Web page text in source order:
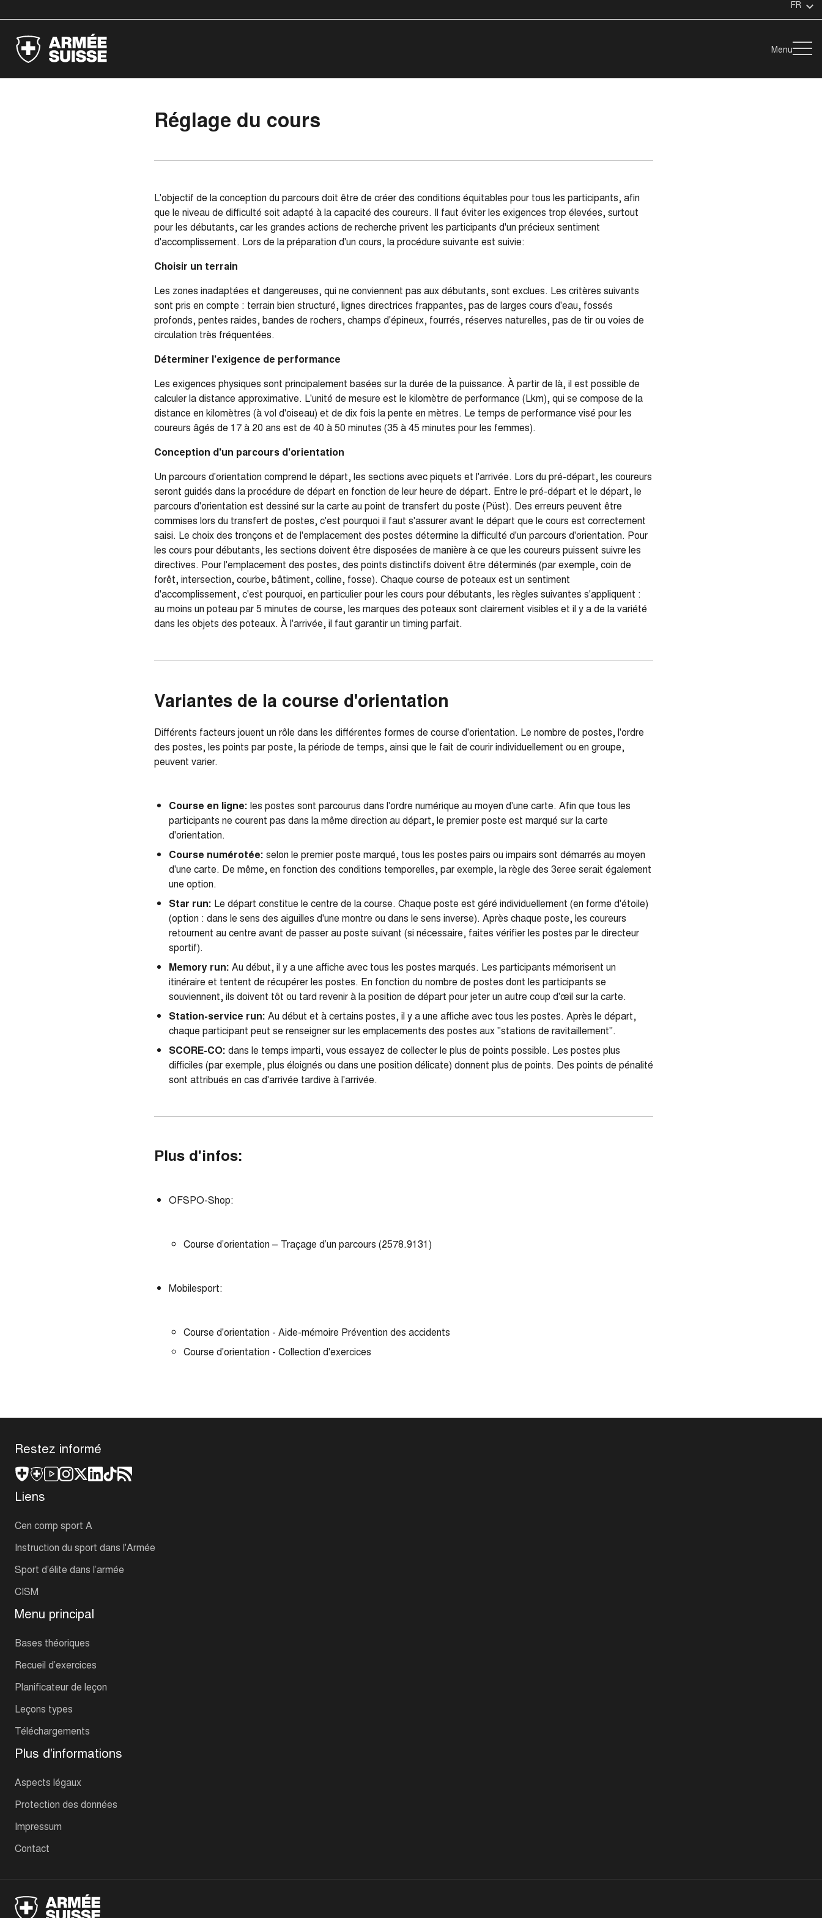
FR
Menu
Réglage du cours
L'objectif de la conception du parcours doit être de créer des conditions équitables pour tous les participants, afin
que le niveau de difficulté soit adapté à la capacité des coureurs. Il faut éviter les exigences trop élevées, surtout
pour les débutants, car les grandes actions de recherche privent les participants d'un précieux sentiment
d'accomplissement. Lors de la préparation d'un cours, la procédure suivante est suivie:
Choisir un terrain
Les zones inadaptées et dangereuses, qui ne conviennent pas aux débutants, sont exclues. Les critères suivants
sont pris en compte : terrain bien structuré, lignes directrices frappantes, pas de larges cours d'eau, fossés
profonds, pentes raides, bandes de rochers, champs d'épineux, fourrés, réserves naturelles, pas de tir ou voies de
circulation très fréquentées.
Déterminer l'exigence de performance
Les exigences physiques sont principalement basées sur la durée de la puissance. À partir de là, il est possible de
calculer la distance approximative. L'unité de mesure est le kilomètre de performance (Lkm), qui se compose de la
distance en kilomètres (à vol d'oiseau) et de dix fois la pente en mètres. Le temps de performance visé pour les
coureurs âgés de 17 à 20 ans est de 40 à 50 minutes (35 à 45 minutes pour les femmes).
Conception d'un parcours d'orientation
Un parcours d'orientation comprend le départ, les sections avec piquets et l'arrivée. Lors du pré-départ, les coureurs
seront guidés dans la procédure de départ en fonction de leur heure de départ. Entre le pré-départ et le départ, le
parcours d'orientation est dessiné sur la carte au point de transfert du poste (Püst). Des erreurs peuvent être
commises lors du transfert de postes, c'est pourquoi il faut s'assurer avant le départ que le cours est correctement
saisi. Le choix des tronçons et de l'emplacement des postes détermine la difficulté d'un parcours d'orientation. Pour
les cours pour débutants, les sections doivent être disposées de manière à ce que les coureurs puissent suivre les
directives. Pour l'emplacement des postes, des points distinctifs doivent être déterminés (par exemple, coin de
forêt, intersection, courbe, bâtiment, colline, fosse). Chaque course de poteaux est un sentiment
d'accomplissement, c'est pourquoi, en particulier pour les cours pour débutants, les règles suivantes s'appliquent :
au moins un poteau par 5 minutes de course, les marques des poteaux sont clairement visibles et il y a de la variété
dans les objets des poteaux. À l'arrivée, il faut garantir un timing parfait.
Variantes de la course d'orientation
Différents facteurs jouent un rôle dans les différentes formes de course d'orientation. Le nombre de postes, l'ordre
des postes, les points par poste, la période de temps, ainsi que le fait de courir individuellement ou en groupe,
peuvent varier.
Course en ligne: les postes sont parcourus dans l'ordre numérique au moyen d'une carte. Afin que tous les
participants ne courent pas dans la même direction au départ, le premier poste est marqué sur la carte
d'orientation.
Course numérotée: selon le premier poste marqué, tous les postes pairs ou impairs sont démarrés au moyen
d'une carte. De même, en fonction des conditions temporelles, par exemple, la règle des 3eree serait également
une option.
Star run: Le départ constitue le centre de la course. Chaque poste est géré individuellement (en forme d'étoile)
(option : dans le sens des aiguilles d'une montre ou dans le sens inverse). Après chaque poste, les coureurs
retournent au centre avant de passer au poste suivant (si nécessaire, faites vérifier les postes par le directeur
sportif).
Memory run: Au début, il y a une affiche avec tous les postes marqués. Les participants mémorisent un
itinéraire et tentent de récupérer les postes. En fonction du nombre de postes dont les participants se
souviennent, ils doivent tôt ou tard revenir à la position de départ pour jeter un autre coup d'œil sur la carte.
Station-service run: Au début et à certains postes, il y a une affiche avec tous les postes. Après le départ,
chaque participant peut se renseigner sur les emplacements des postes aux "stations de ravitaillement".
SCORE-CO: dans le temps imparti, vous essayez de collecter le plus de points possible. Les postes plus
difficiles (par exemple, plus éloignés ou dans une position délicate) donnent plus de points. Des points de pénalité
sont attribués en cas d'arrivée tardive à l'arrivée.
Plus d'infos:
OFSPO-Shop:
Course d’orientation – Traçage d’un parcours (2578.9131)
Mobilesport:
Course d'orientation - Aide-mémoire Prévention des accidents
Course d'orientation - Collection d'exercices
Restez informé
Liens
Cen comp sport A
Instruction du sport dans l'Armée
Sport d’élite dans l’armée
CISM
Menu principal
Bases théoriques
Recueil d’exercices
Planificateur de leçon
Leçons types
Téléchargements
Plus d'informations
Aspects légaux
Protection des données
Impressum
Contact